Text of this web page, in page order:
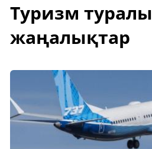
Туризм туралы
жаңалықтар